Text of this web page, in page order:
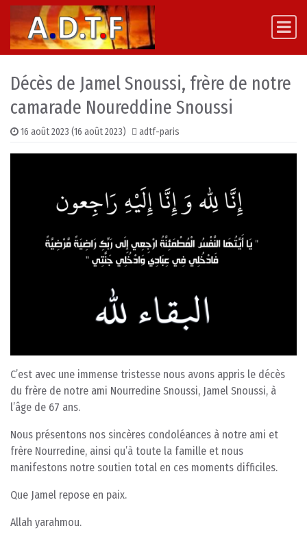
Skip to content
Main Navigation
Décès de Jamel Snoussi, frère de notre
camarade Noureddine Snoussi
16 août 2023 (16 août 2023) adtf-paris
C’est avec une immense tristesse nous avons appris le décès
du frère de notre ami Nourredine Snoussi, Jamel Snoussi, à
l’âge de 67 ans.
Nous présentons nos sincères condoléances à notre ami et
frère Nourredine, ainsi qu’à toute la famille et nous
manifestons notre soutien total en ces moments difficiles.
Que Jamel repose en paix.
Allah yarahmou.